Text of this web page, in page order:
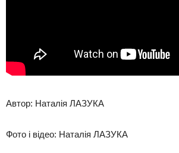
Автор: Наталія ЛАЗУКА
Фото і відео: Наталія ЛАЗУКА